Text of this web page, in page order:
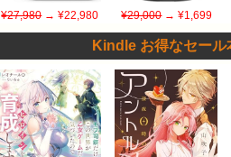
¥27,980→ ¥22,980 ¥29,000→ ¥1,699
Kindle お得なセール